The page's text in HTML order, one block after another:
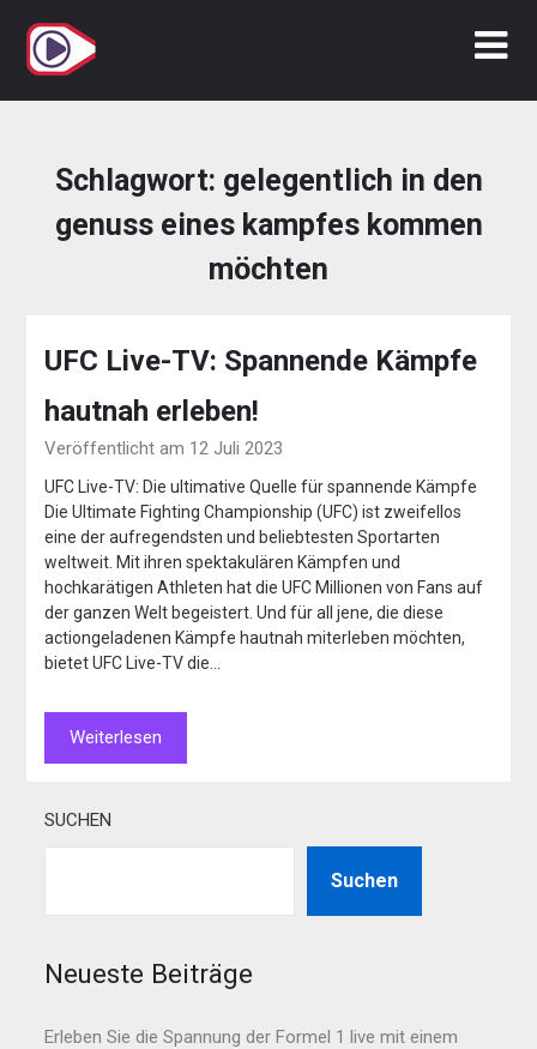
Inhalt
springen
Schlagwort: gelegentlich in den
genuss eines kampfes kommen
möchten
UFC Live-TV: Spannende Kämpfe
hautnah erleben!
Veröffentlicht am 12 Juli 2023
UFC Live-TV: Die ultimative Quelle für spannende Kämpfe
Die Ultimate Fighting Championship (UFC) ist zweifellos
eine der aufregendsten und beliebtesten Sportarten
weltweit. Mit ihren spektakulären Kämpfen und
hochkarätigen Athleten hat die UFC Millionen von Fans auf
der ganzen Welt begeistert. Und für all jene, die diese
actiongeladenen Kämpfe hautnah miterleben möchten,
bietet UFC Live-TV die…
Weiterlesen
SUCHEN
Suchen
Neueste Beiträge
Erleben Sie die Spannung der Formel 1 live mit einem